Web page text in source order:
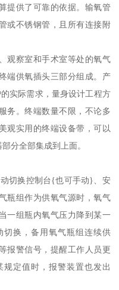
提供了可靠的依据。输氧管
或不锈钢管，且所有连接附
观察室和手术室等处的氧气
端供氧插头三部分组成。产
实际需求，量身设计工程方
务。终端数量不限，不论多
观实用的终端设备带，可以
分全部集成到上面。
切换控制台{也可手动}、安
瓶组作为供氧气源时，氧气
一组瓶内氧气压力降到某一
换，备用氧气瓶组连续供
报警信号，提醒工作人员更
定值时，报警装置也发出